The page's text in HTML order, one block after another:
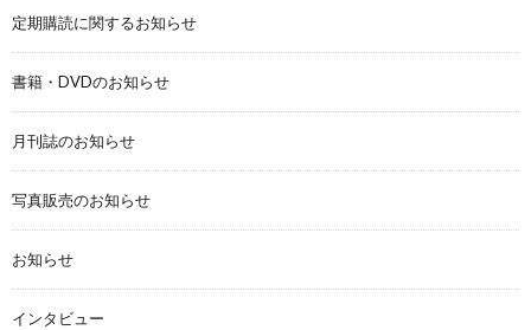
定期購読に関するお知らせ
書籍・DVDのお知らせ
月刊誌のお知らせ
写真販売のお知らせ
お知らせ
インタビュー